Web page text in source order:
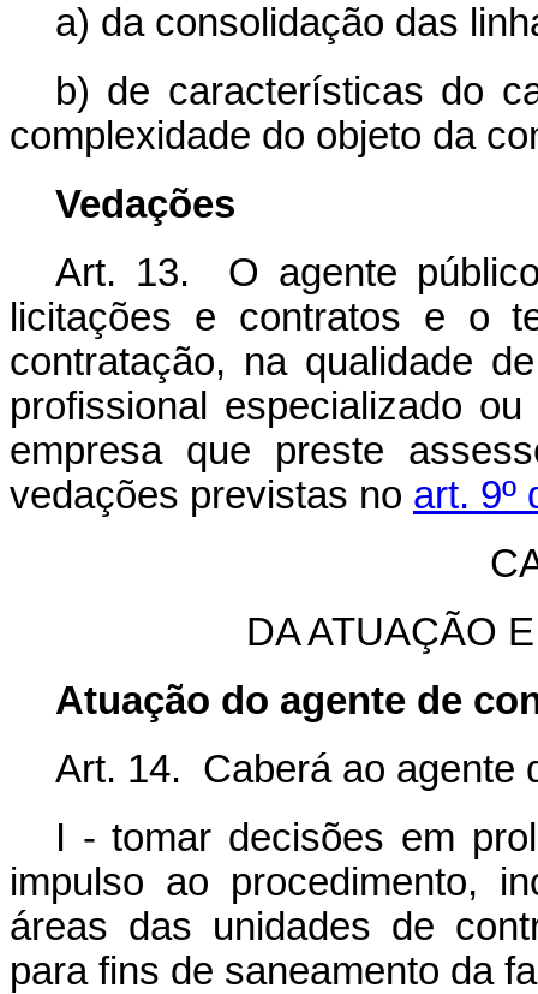
a) da consolidação das
b) de características do
complexidade do objeto da
Vedações
Art. 13. O agente
licitações e contratos e o
contratação, na qualidade
profissional especializado
empresa que preste
vedações previstas no art. 9º
DA ATUAÇÃO
Atuação do agente de
Art. 14. Caberá ao agente
I - tomar decisões em
impulso ao procedimento,
áreas das unidades de
para fins de saneamento da